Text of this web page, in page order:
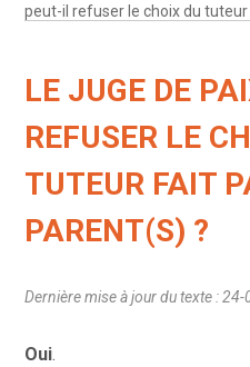
peut-il refuser le choix du
LE JUGE DE
REFUSER LE
TUTEUR FAIT
PARENT(S) ?
Dernière mise à jour du texte :
Oui.